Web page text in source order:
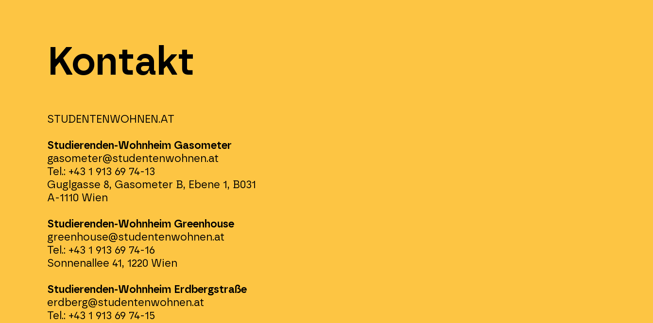
Kontakt
STUDENTENWOHNEN.AT
Studierenden-Wohnheim Gasometer
gasometer@studentenwohnen.at
Tel.: +43 1 913 69 74-13
Guglgasse 8, Gasometer B, Ebene 1, B031
A-1110 Wien
Studierenden-Wohnheim Greenhouse
greenhouse@studentenwohnen.at
Tel.: +43 1 913 69 74-16
Sonnenallee 41, 1220 Wien
Studierenden-Wohnheim Erdbergstraße
erdberg@studentenwohnen.at
Tel.: +43 1 913 69 74-15